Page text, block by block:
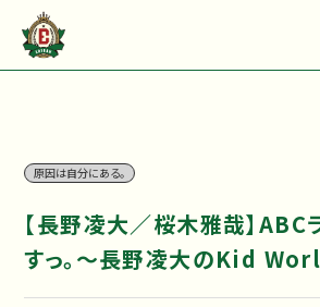
原因は自分にある。
【長野凌大／桜木雅哉】ABC
すっ。～長野凌大のKid